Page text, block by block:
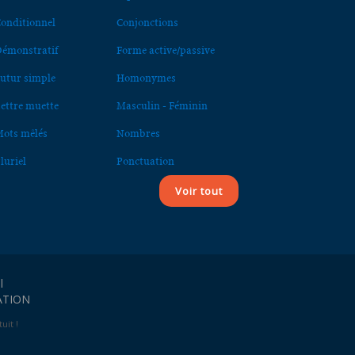
Conjonctions
Forme active/passive
simple Homonymes
muette Masculin - Féminin
mêlés Nombres
Ponctuation
Voir tout
!